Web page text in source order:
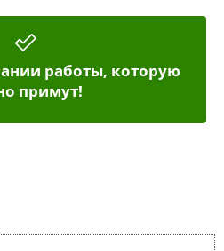
работы, которую
примут!